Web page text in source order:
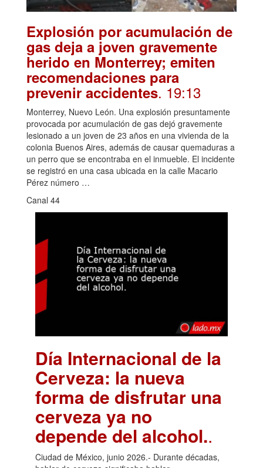
Explosión por acumulación de
gas deja a joven gravemente
herido en Monterrey; emiten
recomendaciones para
prevenir accidentes. 19:13
Monterrey, Nuevo León. Una explosión presuntamente
provocada por acumulación de gas dejó gravemente
lesionado a un joven de 23 años en una vivienda de la
colonia Buenos Aires, además de causar quemaduras a
un perro que se encontraba en el inmueble. El incidente
se registró en una casa ubicada en la calle Macario
Pérez número …
Canal 44
Día Internacional de la
Cerveza: la nueva
forma de disfrutar una
cerveza ya no
depende del alcohol..
Ciudad de México, junio 2026.- Durante décadas,